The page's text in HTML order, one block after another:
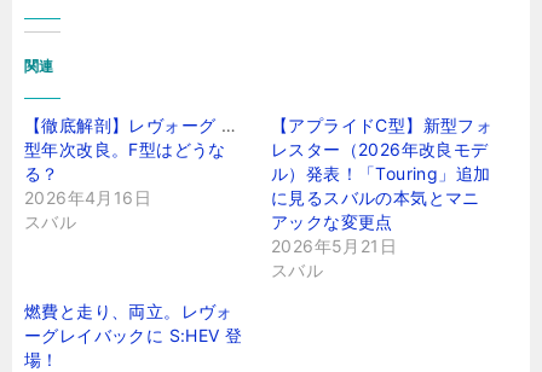
関連
【徹底解剖】レヴォーグ VN
型年次改良。F型はどうな
る？
2026年4月16日
スバル
【アプライドC型】新型フォ
レスター（2026年改良モデ
ル）発表！「Touring」追加
に見るスバルの本気とマニ
アックな変更点
2026年5月21日
スバル
燃費と走り、両立。レヴォ
ーグレイバックに S:HEV 登
場！